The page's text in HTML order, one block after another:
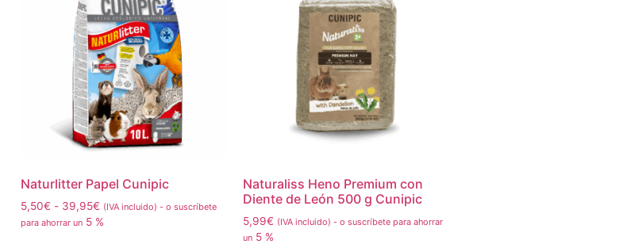
Naturlitter Papel Cunipic
5,50€ - 39,95€ (IVA incluido) - o suscríbete
para ahorrar un 5 %
Naturaliss Heno Premium con
Diente de León 500 g Cunipic
5,99€ (IVA incluido) - o suscríbete para ahorrar
un 5 %